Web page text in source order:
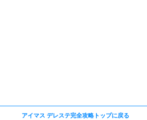
アイマス デレステ完全攻略トップに戻る